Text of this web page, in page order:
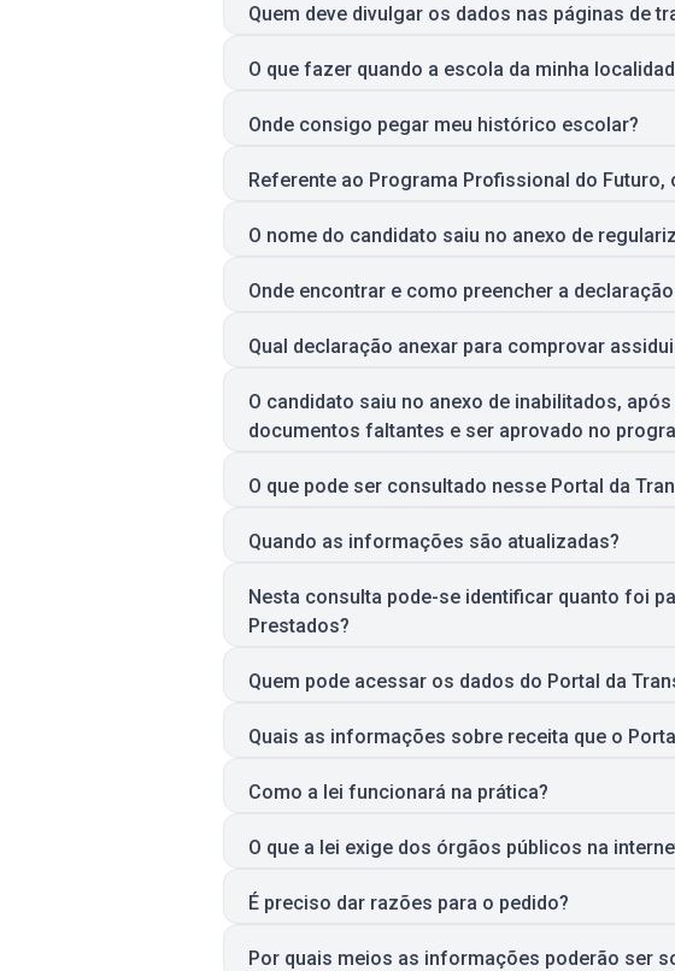
Quem deve divulgar os dados nas páginas de
O que fazer quando a escola da minha
Onde consigo pegar meu histórico escolar?
Referente ao Programa Profissional do
O nome do candidato saiu no anexo de
Onde encontrar e como preencher a
Qual declaração anexar para comprovar
O candidato saiu no anexo de inabilitados,
documentos faltantes e ser aprovado no
O que pode ser consultado nesse Portal da
Quando as informações são atualizadas?
Nesta consulta pode-se identificar quanto foi
Prestados?
Quem pode acessar os dados do Portal da
Quais as informações sobre receita que o
Como a lei funcionará na prática?
O que a lei exige dos órgãos públicos na
É preciso dar razões para o pedido?
Por quais meios as informações poderão ser